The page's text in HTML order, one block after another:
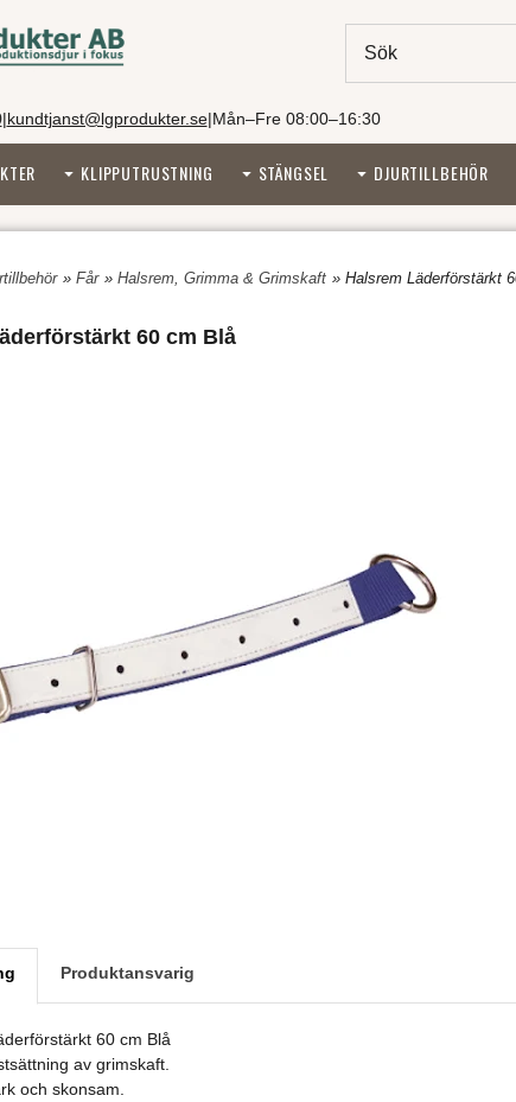
|kundtjanst@lgprodukter.se|Mån–Fre 08:00–16:30
KLIPPUTRUSTNING STÄNGSEL DJURTILLBEHÖR
» Får » Halsrem, Grimma & Grimskaft » Halsrem Läderförstärkt
60 cm Blå
Produktansvarig
60 cm Blå
av grimskaft.
och skonsam.